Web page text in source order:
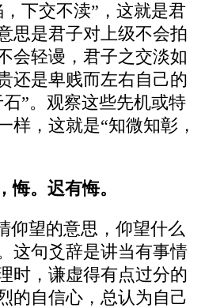
下交不渎”，这就是君
思是君子对上级不会拍
会轻谩，君子之交淡如
还是卑贱而左右自己的
”。观察这些先机或特
样，这就是“知微知彰，
。迟有悔。
仰望的意思，仰望什么
这句爻辞是讲当有事情
时，谦虚得有点过分的
的自信心，总认为自己